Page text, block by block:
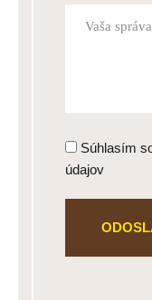
Súhlasím
údajov